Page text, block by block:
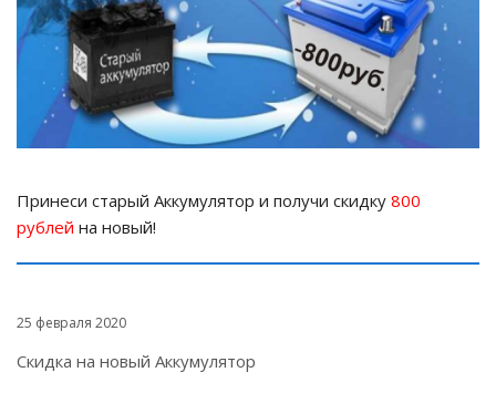
Принеси старый Аккумулятор и получи скидку 800
рублей на новый!
25 февраля 2020
Скидка на новый Аккумулятор